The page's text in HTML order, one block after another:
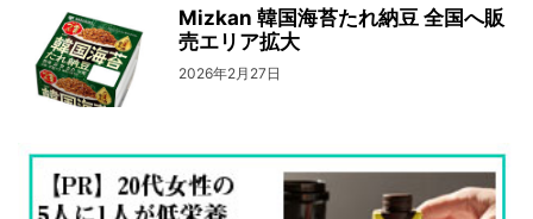
Mizkan 韓国海苔たれ納豆 全国へ販
売エリア拡大
2026年2月27日